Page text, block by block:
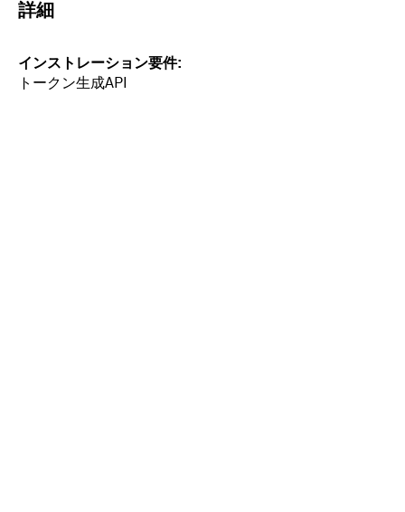
詳細
インストレーション要件
トークン生成API